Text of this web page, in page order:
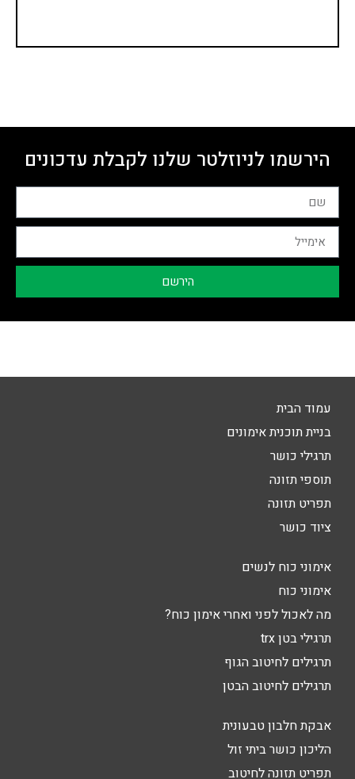
הירשמו לניוזלטר שלנו לקבלת עדכונים
הירשם
עמוד הבית
בניית תוכנית אימונים
תרגילי כושר
תוספי תזונה
תפריט תזונה
ציוד כושר
אימוני כוח לנשים
אימוני כוח
מה לאכול לפני ואחרי אימון כוח?
תרגילי בטן trx
תרגילים לחיטוב הגוף
תרגילים לחיטוב הבטן
אבקת חלבון טבעונית
הליכון כושר ביתי זול
תפריט תזונה לחיטוב